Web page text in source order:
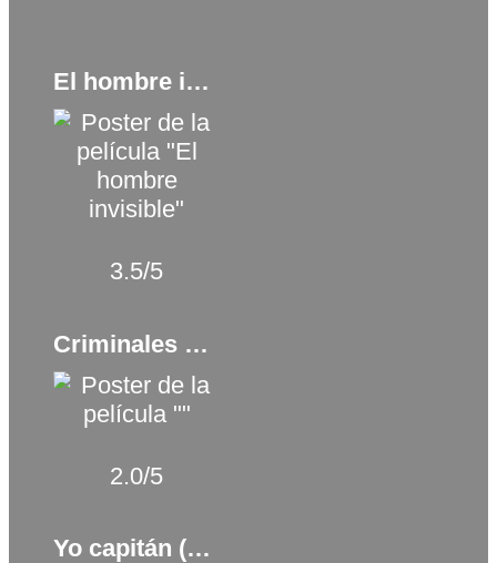
El hombre invisible (2020)
3.5/5
Criminales de lujo (2025)
2.0/5
Yo capitán (2023)